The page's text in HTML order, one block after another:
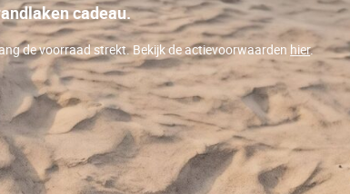
cadeau.
de voorraad strekt. Bekijk de actievoorwaarden hier.